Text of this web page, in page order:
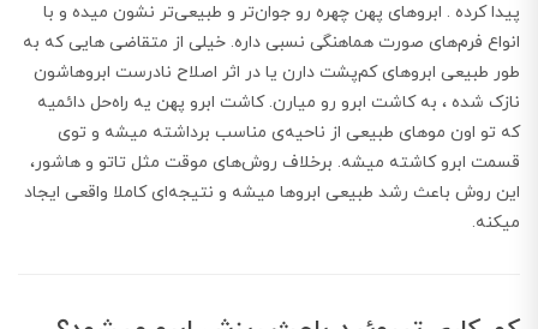
پیدا کرده . ابروهای پهن چهره رو جوان‌تر و طبیعی‌تر نشون میده و با
انواع فرم‌های صورت هماهنگی نسبی داره. خیلی از متقاضی هایی که به
طور طبیعی ابروهای کم‌پشت دارن یا در اثر اصلاح نادرست ابروهاشون
نازک شده ، به کاشت ابرو رو میارن. کاشت ابرو پهن یه راه‌حل دائمیه
که تو اون موهای طبیعی از ناحیه‌ی مناسب برداشته میشه و توی
قسمت ابرو کاشته میشه. برخلاف روش‌های موقت مثل تاتو و هاشور،
این روش باعث رشد طبیعی ابروها میشه و نتیجه‌ای کاملا واقعی ایجاد
میکنه.